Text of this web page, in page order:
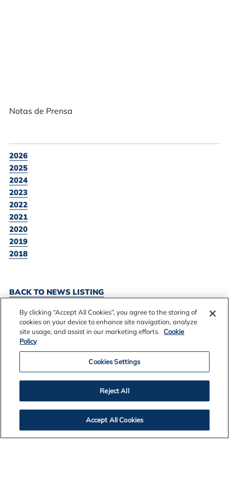
Notas de Prensa
2026
2025
2024
2023
2022
2021
2020
2019
2018
BACK TO NEWS LISTING
By clicking “Accept All Cookies”, you agree to the storing of
cookies on your device to enhance site navigation, analyze
site usage, and assist in our marketing efforts. Cookie
Policy
Cookies Settings
Reject All
Accept All Cookies